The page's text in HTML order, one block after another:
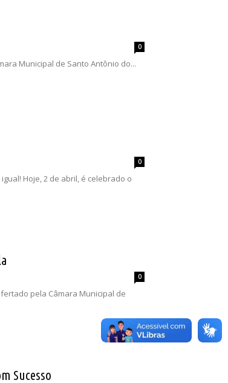
0
Municipal de Santo Antônio do...
0
Hoje, 2 de abril, é celebrado o
0
pela Câmara Municipal de
Sucesso